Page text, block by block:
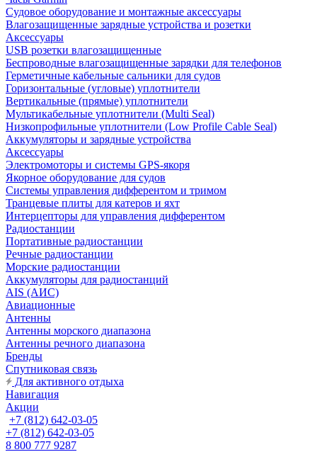
Судовое оборудование и монтажные аксессуары
Влагозащищенные зарядные устройства и розетки
Аксессуары
USB розетки влагозащищенные
Беспроводные влагозащищенные зарядки для телефонов
Герметичные кабельные сальники для судов
Горизонтальные (угловые) уплотнители
Вертикальные (прямые) уплотнители
Мультикабельные уплотнители (Multi Seal)
Низкопрофильные уплотнители (Low Profile Cable Seal)
Аккумуляторы и зарядные устройства
Аксессуары
Электромоторы и системы GPS-якоря
Якорное оборудование для судов
Системы управления дифферентом и тримом
Транцевые плиты для катеров и яхт
Интерцепторы для управления дифферентом
Радиостанции
Портативные радиостанции
Речные радиостанции
Морские радиостанции
Аккумуляторы для радиостанций
AIS (АИС)
Авиационные
Антенны
Антенны морского диапазона
Антенны речного диапазона
Бренды
Спутниковая связь
Для активного отдыха
Навигация
Акции
+7 (812) 642-03-05
+7 (812) 642-03-05
8 800 777 9287